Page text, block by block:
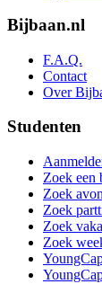
Bijbaan.nl
F.A.Q.
Contact
Over
Studenten
Zoek een
Zoek
Zoek
Zoek
Zoek